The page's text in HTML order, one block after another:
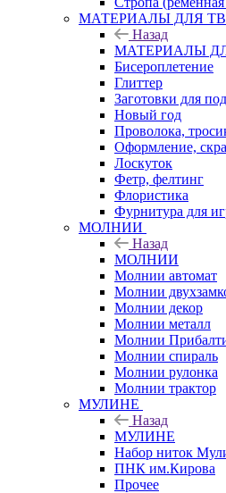
МАТЕРИАЛЫ ДЛЯ
Назад
МАТЕРИАЛЫ
Бисероплетение
Глиттер
Заготовки для
Новый год
Проволока,
Оформление,
Лоскуток
Фетр, фелтинг
Флористика
Фурнитура для
МОЛНИИ
Назад
МОЛНИИ
Молнии автомат
Молнии
Молнии декор
Молнии металл
Молнии
Молнии спираль
Молнии рулонка
Молнии трактор
МУЛИНЕ
Назад
МУЛИНЕ
Набор ниток
ПНК им.Кирова
Прочее